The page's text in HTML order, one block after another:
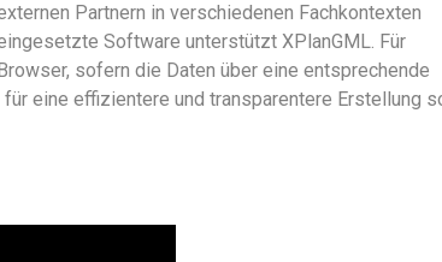
Partnern in verschiedenen Fachkontexten
Software unterstützt XPlanGML. Für
sofern die Daten über eine entsprechende
eine effizientere und transparentere Erstellung